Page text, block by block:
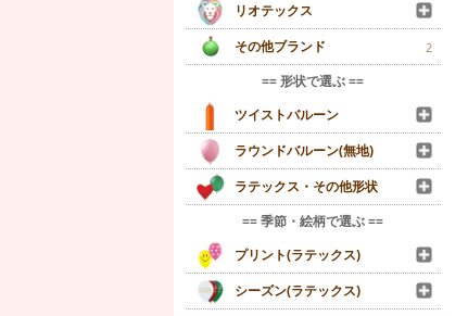
リオテックス
その他ブランド
2
== 形状で選ぶ ==
ツイストバルーン
ラウンドバルーン(無地)
ラテックス・その他形状
== 季節・絵柄で選ぶ ==
プリント(ラテックス)
シーズン(ラテックス)